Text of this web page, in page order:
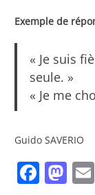
Exemple de
« Je suis
seule. »
« Je me
Guido SAVERIO